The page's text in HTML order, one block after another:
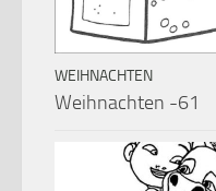
WEIHNACHTEN
Weihnachten -61